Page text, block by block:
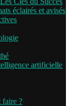
éclairés et avisés
artificielle
faire ?